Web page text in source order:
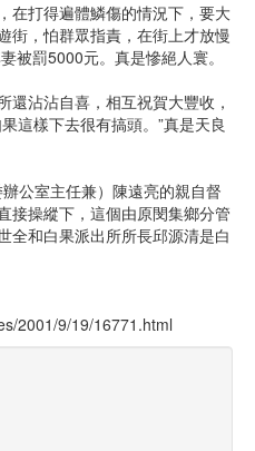
在打得遍體鱗傷的情況下，要大
街，怕群眾指責，在街上才放慢
被罰5000元。真是慘絕人寰。
還沾沾自喜，相互祝賀大豐收，
這樣下去很有搞頭。”真是天良
公室主任兼）陳遠亮的親自督
接操縱下，這個由原閔集鄉分管
全和白果派出所所長邱源清是白
2001/9/19/16771.html